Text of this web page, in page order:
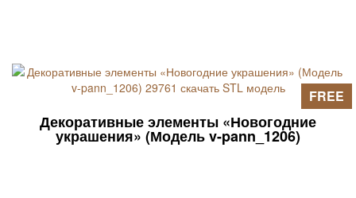
Декоративные элементы «Новогодние
украшения» (Модель v-pann_1206)
FREE